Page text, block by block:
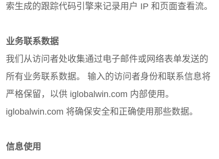
索生成的跟踪代码引擎来记录用户 IP 和页面查看流。
业务联系数据
我们从访问者处收集通过电子邮件或网络表单发送的
所有业务联系数据。 输入的访问者身份和联系信息将
严格保留，以供 iglobalwin.com 内部使用。
iglobalwin.com 将确保安全和正确使用那些数据。
信息使用